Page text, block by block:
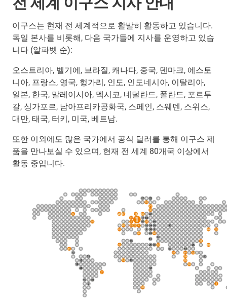
이구스는 현재 전 세계적으로 활발히 활동하고 있습니다.
독일 본사를 비롯해, 다음 국가들에 지사를 운영하고 있습
니다 (알파벳 순):
오스트리아, 벨기에, 브라질, 캐나다, 중국, 덴마크, 에스토
니아, 프랑스, 영국, 헝가리, 인도, 인도네시아, 이탈리아,
일본, 한국, 말레이시아, 멕시코, 네덜란드, 폴란드, 포르투
갈, 싱가포르, 남아프리카공화국, 스페인, 스웨덴, 스위스,
대만, 태국, 터키, 미국, 베트남.
또한 이외에도 많은 국가에서 공식 딜러를 통해 이구스 제
품을 만나보실 수 있으며, 현재 전 세계 80개국 이상에서
활동 중입니다.